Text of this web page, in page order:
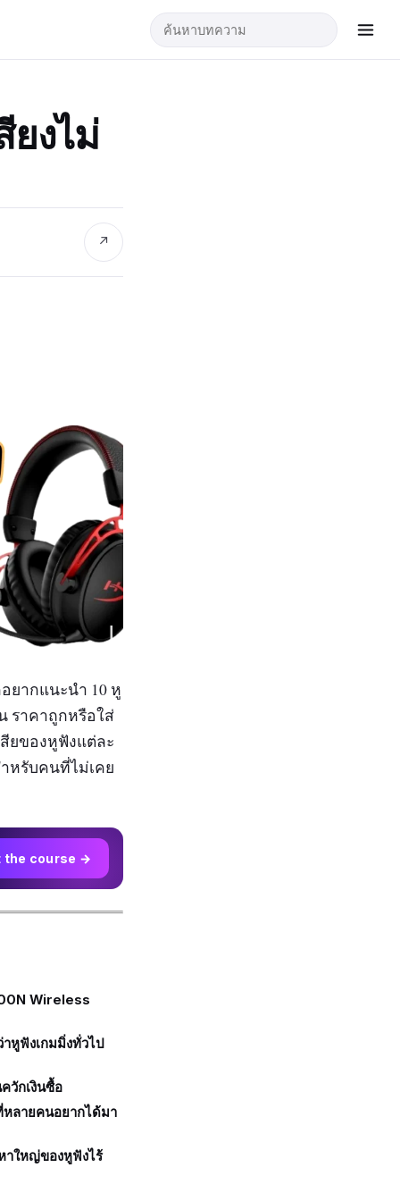
ยงไม่
↗
ยากแนะนำ 10 หู
ราคาถูกหรือใส่
ยของหูฟังแต่ละ
หรับคนที่ไม่เคย
the course →
Wireless
หูฟังเกมมิ่งทั่วไป
วักเงินซื้อ
หลายคนอยากได้มา
าใหญ่ของหูฟังไร้